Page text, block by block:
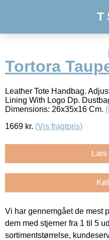
T
Tortora
Leather Tote Handbag.
Lining With Logo Dp.
Dimensions: 26x35x16 Cm.
1669 kr. (Vis fragtpris)
Læs
Vi har gennemgået de mest
dem med stjerner fra 1 til 5
sortimentstørrelse,